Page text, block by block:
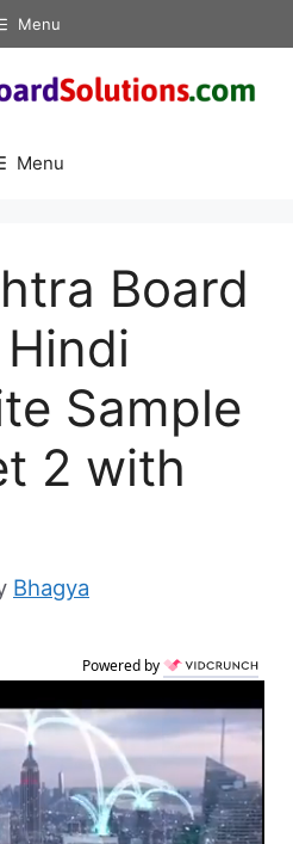
Menu
Menu
Board
Sample
2 with
Bhagya
Powered by